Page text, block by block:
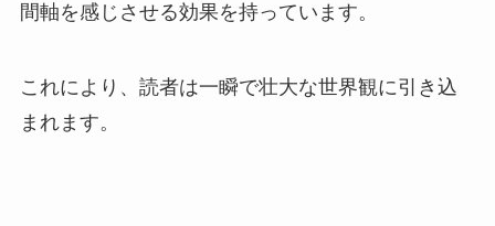
間軸を感じさせる効果を持っています。
これにより、読者は一瞬で壮大な世界観に引き込
まれます。